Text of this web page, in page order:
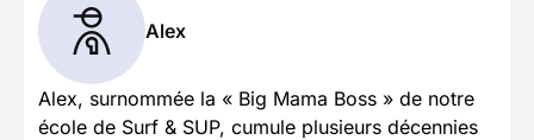
Alex
Alex, surnommée la « Big Mama Boss » de notre
école de Surf & SUP, cumule plusieurs décennies